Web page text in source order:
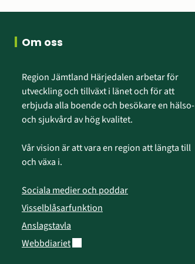
Om oss
Region Jämtland Härjedalen arbetar för
utveckling och tillväxt i länet och för att
erbjuda alla boende och besökare en hälso-
och sjukvård av hög kvalitet.
Vår vision är att vara en region att längta till
och växa i.
Sociala medier och poddar
Visselblåsarfunktion
Anslagstavla
WebbdiarietLänk till annan webbplats.